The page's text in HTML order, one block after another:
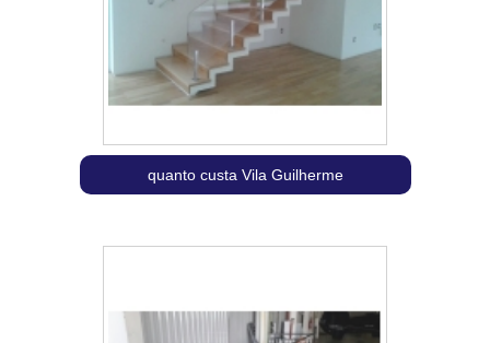
quanto custa Vila Guilherme